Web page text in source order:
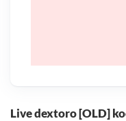
Live dextoro [OLD]